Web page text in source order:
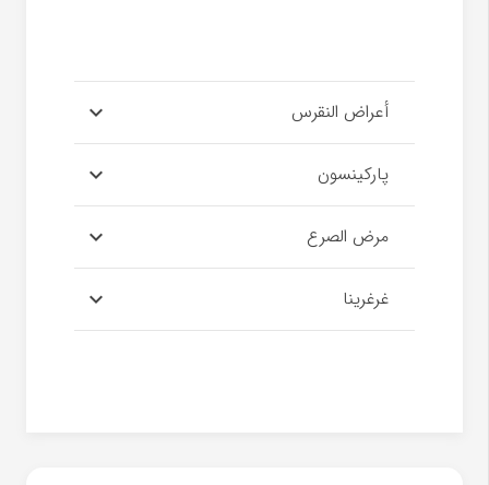
أعراض النقرس
پارکینسون
مرض الصرع
غرغرینا